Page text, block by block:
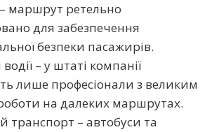
маршрут ретельно
для забезпечення
безпеки пасажирів.
– у штаті компанії
лише професіонали з великим
на далеких маршрутах.
транспорт – автобуси та